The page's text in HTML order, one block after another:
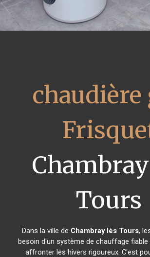
chaudière
Tours
Dans la ville de Chambray lès Tours,
besoin d'un système de chauffage
affronter les hivers rigoureux. C'est